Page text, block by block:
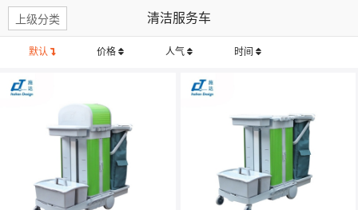
上级分类 清洁服务车
默认 价格 人气 时间